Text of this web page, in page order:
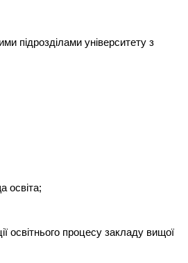
підрозділами університету з
освіта;
освітнього процесу закладу вищої